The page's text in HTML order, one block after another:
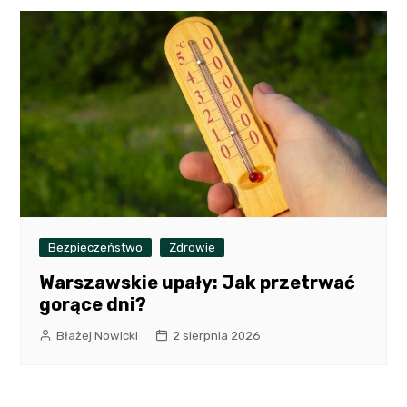
Bezpieczeństwo Zdrowie
Warszawskie upały: Jak przetrwać
gorące dni?
Błażej Nowicki 2 sierpnia 2026